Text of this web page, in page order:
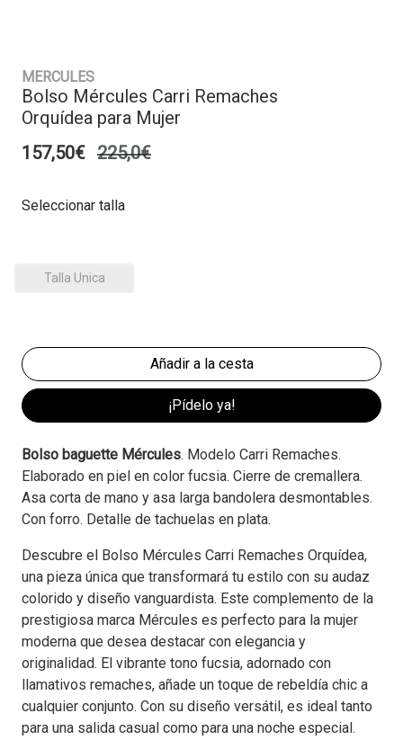
MERCULES
Bolso Mércules Carri Remaches
Orquídea para Mujer
157,50€ 225,0€
Seleccionar talla
Talla Unica
¡Pídelo ya!
Bolso baguette Mércules. Modelo Carri Remaches.
Elaborado en piel en color fucsia. Cierre de cremallera.
Asa corta de mano y asa larga bandolera desmontables.
Con forro. Detalle de tachuelas en plata.
Descubre el Bolso Mércules Carri Remaches Orquídea,
una pieza única que transformará tu estilo con su audaz
colorido y diseño vanguardista. Este complemento de la
prestigiosa marca Mércules es perfecto para la mujer
moderna que desea destacar con elegancia y
originalidad. El vibrante tono fucsia, adornado con
llamativos remaches, añade un toque de rebeldía chic a
cualquier conjunto. Con su diseño versátil, es ideal tanto
para una salida casual como para una noche especial.